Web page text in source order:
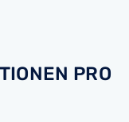
PRO